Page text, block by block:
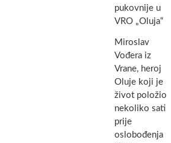
pukovnije u
VRO „Oluja“
Miroslav
Vođera iz
Vrane, heroj
Oluje koji je
život položio
nekoliko sati
prije
oslobođenja